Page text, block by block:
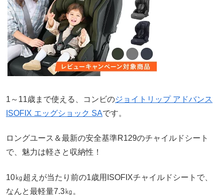
1～11歳まで使える、コンビのジョイトリップ アドバンス
ISOFIX エッグショック SAです。
ロングユース＆最新の安全基準R129のチャイルドシート
で、魅力は軽さと収納性！
10㎏超えが当たり前の1歳用ISOFIXチャイルドシートで、
なんと最軽量7.3㎏。